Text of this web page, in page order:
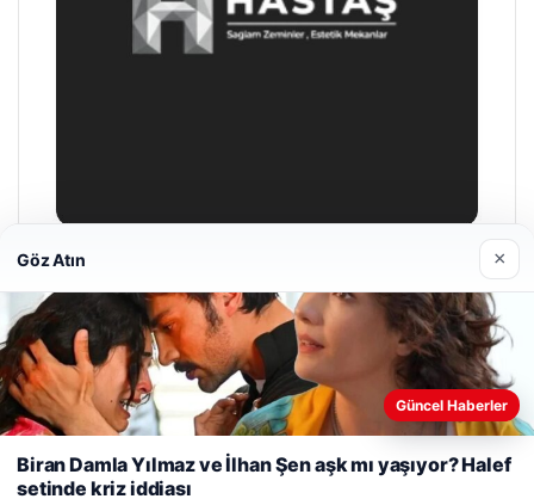
Nisan 28, 2026
Web sitemizi nasıl kullandığınızı daha iyi anlayabilmek,
deneyiminizi kişiselleştirmek ve geliştirmek amacıyla çerezler
kullanıyoruz.
Çerez Politikamız
Reddet Kabul Et
Göz Atın ×
Güncel Haberler
Biran Damla Yılmaz ve İlhan Şen aşk mı yaşıyor? Halef
setinde kriz iddiası